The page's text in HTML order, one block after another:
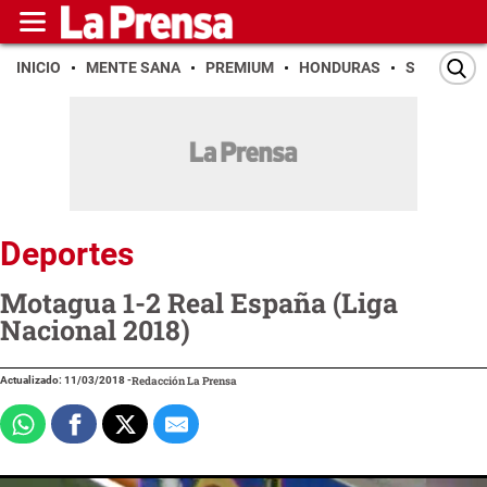
INICIO MENTE SANA PREMIUM HONDURAS SAN PEDRO
Deportes
Motagua 1-2 Real España (Liga
Nacional 2018)
Actualizado: 11/03/2018-Redacción La Prensa